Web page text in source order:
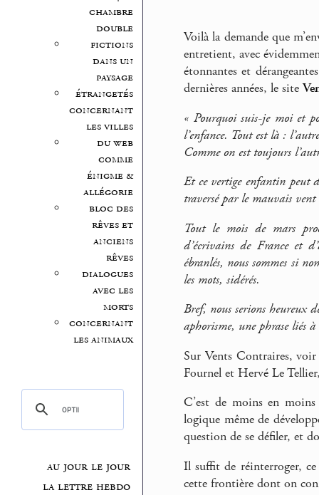
chambre
double
fictions
dans un
paysage
étrangetés
concernant
les villes
du web
comme
énigme &
allégorie
bloc des
rêves et
anciens
rêves
dialogues
avec les
morts
concernant
les animaux
au jour le jour
la lettre hebdo
Voilà la demande que
entretient, avec
étonnantes et
dernières années, le site
« Pourquoi suis-je moi et
l’enfance. Tout est là :
Comme on est toujours
Et ce vertige enfantin peut
traversé par le mauvais
Tout le mois de mars
d’écrivains de France et
ébranlés, nous sommes si
les mots, sidérés.
Bref, nous serions heureux
aphorisme, une phrase liés
Sur Vents Contraires,
Fournel et Hervé Le
C’est de moins en
logique même de
question de se défiler, et
Il suffit de réinterroger, ce
cette frontière dont on